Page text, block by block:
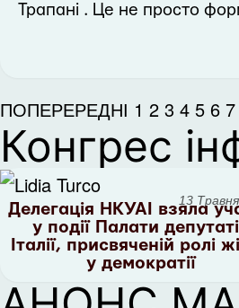
Трапані . Це не просто
ПОПЕРЕРЕДНІ 1 2 3 4 5 6 7
Конгрес
13
Делегація НКУАІ взяла
у події Палати
Італії, присвяченій ролі
у демократії